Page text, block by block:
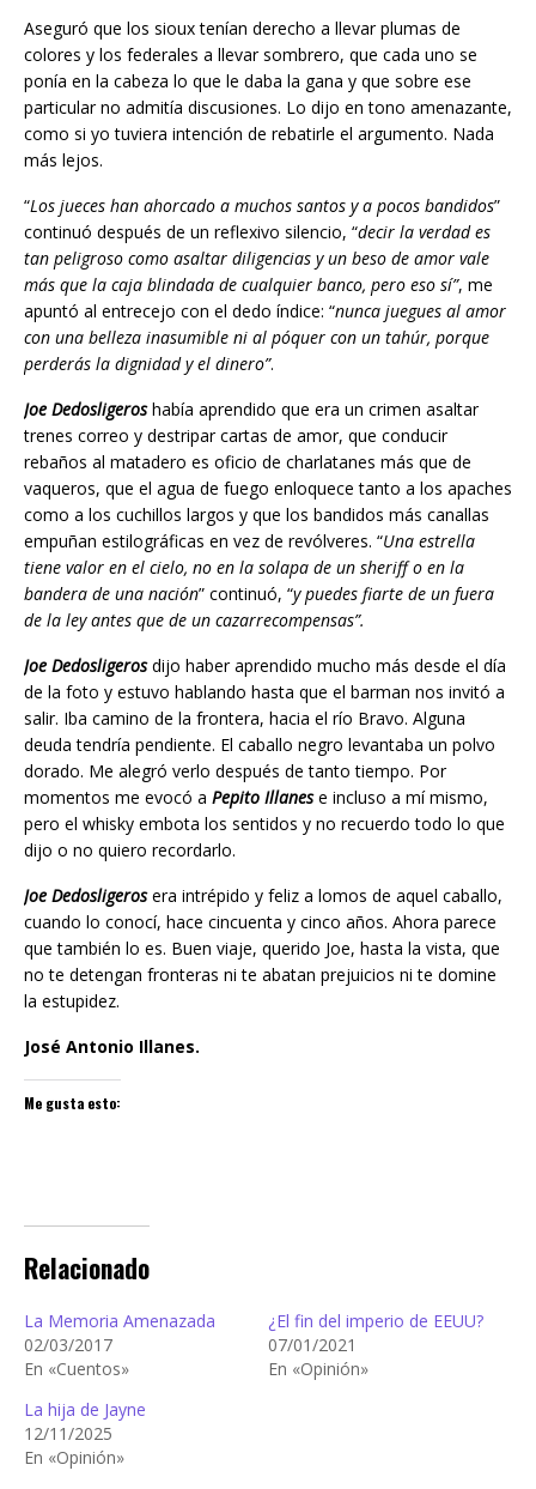
Aseguró que los sioux tenían derecho a llevar plumas de
colores y los federales a llevar sombrero, que cada uno se
ponía en la cabeza lo que le daba la gana y que sobre ese
particular no admitía discusiones. Lo dijo en tono amenazante,
como si yo tuviera intención de rebatirle el argumento. Nada
más lejos.
“Los jueces han ahorcado a muchos santos y a pocos bandidos”
continuó después de un reflexivo silencio, “decir la verdad es
tan peligroso como asaltar diligencias y un beso de amor vale
más que la caja blindada de cualquier banco, pero eso sí”, me
apuntó al entrecejo con el dedo índice: “nunca juegues al amor
con una belleza inasumible ni al póquer con un tahúr, porque
perderás la dignidad y el dinero”.
Joe Dedosligeros había aprendido que era un crimen asaltar
trenes correo y destripar cartas de amor, que conducir
rebaños al matadero es oficio de charlatanes más que de
vaqueros, que el agua de fuego enloquece tanto a los apaches
como a los cuchillos largos y que los bandidos más canallas
empuñan estilográficas en vez de revólveres. “Una estrella
tiene valor en el cielo, no en la solapa de un sheriff o en la
bandera de una nación” continuó, “y puedes fiarte de un fuera
de la ley antes que de un cazarrecompensas”.
Joe Dedosligerosdijo haber aprendido mucho más desde el día
de la foto y estuvo hablando hasta que el barman nos invitó a
salir. Iba camino de la frontera, hacia el río Bravo. Alguna
deuda tendría pendiente. El caballo negro levantaba un polvo
dorado. Me alegró verlo después de tanto tiempo. Por
momentos me evocó a Pepito Illanes e incluso a mí mismo,
pero el whisky embota los sentidos y no recuerdo todo lo que
dijo o no quiero recordarlo.
Joe Dedosligeros era intrépido y feliz a lomos de aquel caballo,
cuando lo conocí, hace cincuenta y cinco años. Ahora parece
que también lo es. Buen viaje, querido Joe, hasta la vista, que
no te detengan fronteras ni te abatan prejuicios ni te domine
la estupidez.
José Antonio Illanes.
Me gusta esto:
Relacionado
La Memoria Amenazada
02/03/2017
En «Cuentos»
¿El fin del imperio de EEUU?
07/01/2021
En «Opinión»
La hija de Jayne
12/11/2025
En «Opinión»